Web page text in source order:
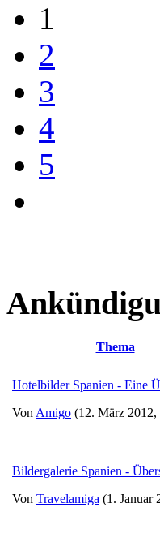
1
2
3
4
5
Thema
Hotelbilder Spanien - Eine
Von Amigo (12. März 2012,
Bildergalerie Spanien -
Von Travelamiga (1. Januar